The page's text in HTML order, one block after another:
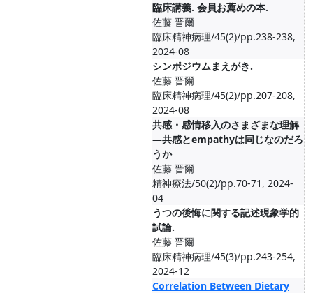
臨床講義. 会員お薦めの本.
佐藤 晋爾
臨床精神病理/45(2)/pp.238-238,
2024-08
シンポジウムまえがき.
佐藤 晋爾
臨床精神病理/45(2)/pp.207-208,
2024-08
共感・感情移入のさまざまな理解
―共感とempathyは同じなのだろ
うか
佐藤 晋爾
精神療法/50(2)/pp.70-71, 2024-
04
うつの後悔に関する記述現象学的
試論.
佐藤 晋爾
臨床精神病理/45(3)/pp.243-254,
2024-12
Correlation Between Dietary